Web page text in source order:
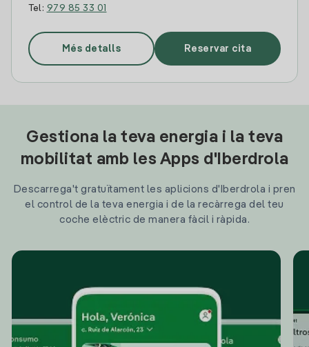
Tel: 979 85 33 01
Més detalls Reservar cita
Gestiona la teva energia i la teva
mobilitat amb les Apps d'Iberdrola
Descarrega't gratuïtament les aplicions d'Iberdrola i pren
el control de la teva energia i de la recàrrega del teu
coche elèctric de manera fàcil i ràpida.